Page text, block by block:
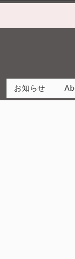
お知らせ